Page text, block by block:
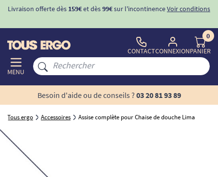
Livraison offerte dès 159€et dès99€sur l'incontinenceVoir conditions
MENU
CONTACTCONNEXION
0
PANIER
Besoin d'aide ou de conseils ? 03 20 81 93 89
Tous ergo Accessoires Assise complète pour Chaise de douche Lima